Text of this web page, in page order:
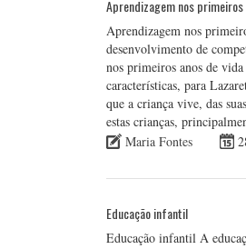
Aprendizagem nos primeiros
Aprendizagem nos
desenvolvimento de
nos primeiros anos de vida
características, para
que a criança vive, das
estas crianças,
Maria Fontes
Educação infantil
Educação infantil A